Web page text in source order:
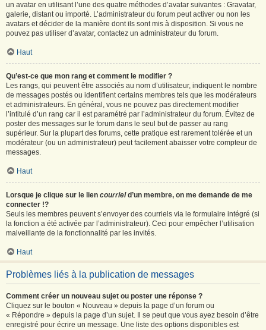
un avatar en utilisant l’une des quatre méthodes d’avatar suivantes : Gravatar,
galerie, distant ou importé. L’administrateur du forum peut activer ou non les
avatars et décider de la manière dont ils sont mis à disposition. Si vous ne
pouvez pas utiliser d’avatar, contactez un administrateur du forum.
Haut
Qu’est-ce que mon rang et comment le modifier ?
Les rangs, qui peuvent être associés au nom d’utilisateur, indiquent le nombre
de messages postés ou identifient certains membres tels que les modérateurs
et administrateurs. En général, vous ne pouvez pas directement modifier
l’intitulé d’un rang car il est paramétré par l’administrateur du forum. Évitez de
poster des messages sur le forum dans le seul but de passer au rang
supérieur. Sur la plupart des forums, cette pratique est rarement tolérée et un
modérateur (ou un administrateur) peut facilement abaisser votre compteur de
messages.
Haut
Lorsque je clique sur le lien courrield’un membre, on me demande de me
connecter !?
Seuls les membres peuvent s’envoyer des courriels via le formulaire intégré (si
la fonction a été activée par l’administrateur). Ceci pour empêcher l’utilisation
malveillante de la fonctionnalité par les invités.
Haut
Problèmes liés à la publication de messages
Comment créer un nouveau sujet ou poster une réponse ?
Cliquez sur le bouton « Nouveau » depuis la page d’un forum ou
« Répondre » depuis la page d’un sujet. Il se peut que vous ayez besoin d’être
enregistré pour écrire un message. Une liste des options disponibles est